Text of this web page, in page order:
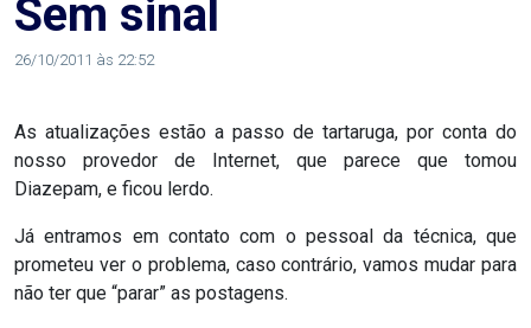
ALRN
ANIVERSARIANTE
ARTICULAÇÃO
PARLAMENTAR
ARTIGO
Sem sinal
26/10/2011 às 22:52
As atualizações estão a passo de tartaruga, por conta do
nosso provedor de Internet, que parece que tomou
Diazepam, e ficou lerdo.
Já entramos em contato com o pessoal da técnica, que
prometeu ver o problema, caso contrário, vamos mudar para
não ter que “parar” as postagens.